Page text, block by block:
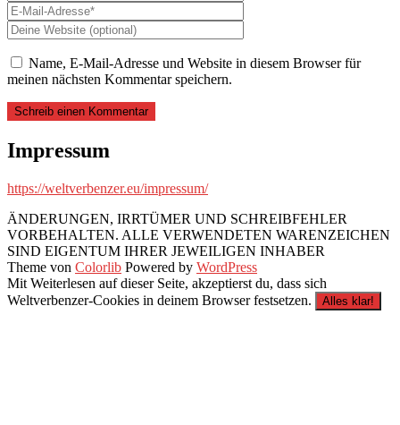
Name, E-Mail-Adresse und Website in diesem Browser für
meinen nächsten Kommentar speichern.
Impressum
https://weltverbenzer.eu/impressum/
ÄNDERUNGEN, IRRTÜMER UND SCHREIBFEHLER
VORBEHALTEN. ALLE VERWENDETEN WARENZEICHEN
SIND EIGENTUM IHRER JEWEILIGEN INHABER
Theme von Colorlib Powered by WordPress
Mit Weiterlesen auf dieser Seite, akzeptierst du, dass sich
Weltverbenzer-Cookies in deinem Browser festsetzen.
Alles klar!